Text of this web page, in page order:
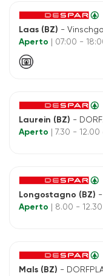
Laas (BZ) -
Aperto
| 07:00 -
Laurein (BZ) -
Aperto
| 7.30 -
Longostagno (BZ) -
Aperto
| 8.00 - 12.30
Mals (BZ) -